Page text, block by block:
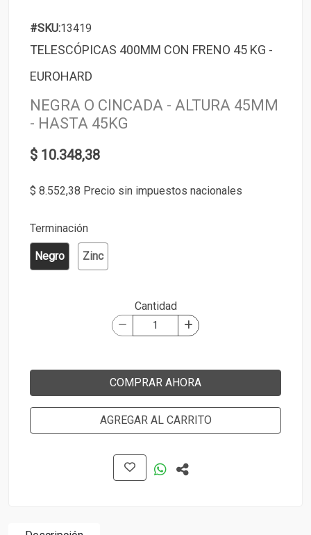
#SKU:13419
TELESCÓPICAS 400MM CON FRENO 45 KG -
EUROHARD
NEGRA O CINCADA - ALTURA 45MM
- HASTA 45KG
$ 10.348,38
$ 8.552,38 Precio sin impuestos nacionales
Terminación
Negro Zinc
Cantidad
COMPRAR AHORA
AGREGAR AL CARRITO